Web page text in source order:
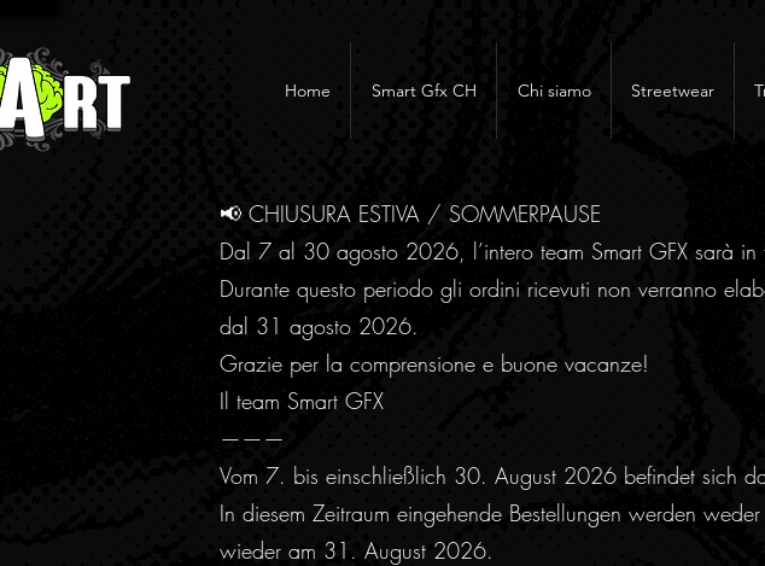
Home Smart Gfx CH Chi siamo Streetwear
📢 CHIUSURA ESTIVA / SOMMERPAUSE
Dal 7 al 30 agosto 2026, l’intero team Smart GFX sarà in
Durante questo periodo gli ordini ricevuti non verranno
dal 31 agosto 2026.
Grazie per la comprensione e buone vacanze!
Il team Smart GFX
———
Vom 7. bis einschließlich 30. August 2026 befindet sich
In diesem Zeitraum eingehende Bestellungen werden
wieder am 31. August 2026.